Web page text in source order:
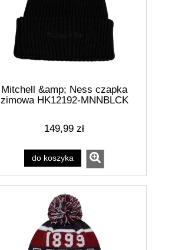
Mitchell &amp; Ness czapka
zimowa HK12192-MNNBLCK
149,99 zł
do koszyka